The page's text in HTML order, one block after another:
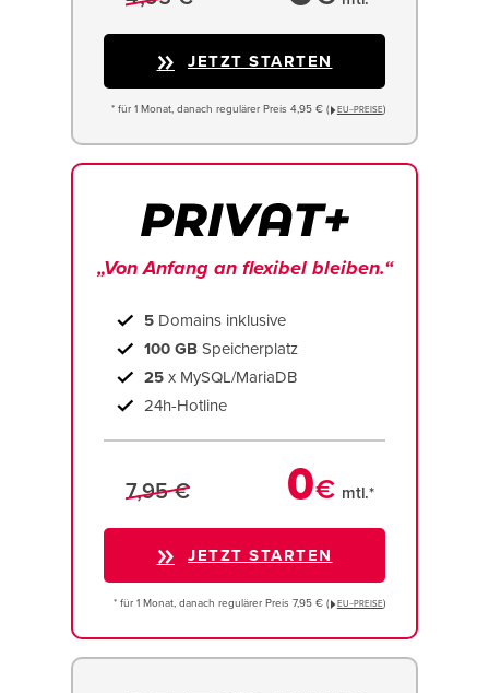
JETZT STARTEN
* für 1 Monat, danach regulärer Preis 4,95 € ( EU−PREISE)
„Von Anfang an flexibel bleiben.“
5 Domains inklusive
100 GB Speicherplatz
25 x MySQL/MariaDB
24h-Hotline
7,95 € 0€ mtl.*
JETZT STARTEN
* für 1 Monat, danach regulärer Preis 7,95 € ( EU−PREISE)